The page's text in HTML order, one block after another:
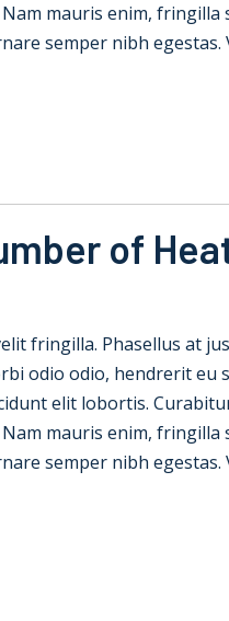
mauris enim, fringilla
semper nibh
of
fringilla. Phasellus at
odio odio, hendrerit eu
elit lobortis.
mauris enim, fringilla
semper nibh